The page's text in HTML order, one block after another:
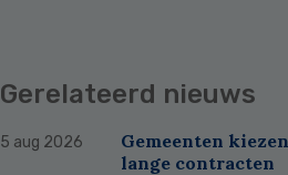
Gerelateerd nieuws
5 aug 2026
Gemeenten
lange contracten